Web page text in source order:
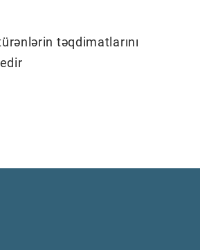
təqdimatlarını